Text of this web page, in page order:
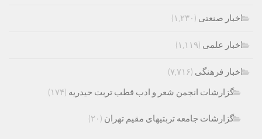
اخبار صنعتی (۱,۲۳۰)
اخبار علمی (۱,۱۱۹)
اخبار فرهنگی (۷,۷۱۶)
گزارشات انجمن شعر و ادب قطب تربت حیدریه (۱۷۴)
گزارشات جامعه تربتیهای مقیم تهران (۲۰)